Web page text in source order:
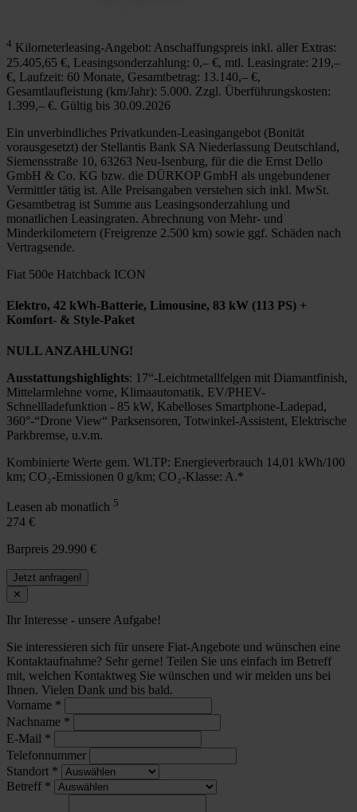
4 Kilometerleasing-Angebot: Anschaffungspreis inkl. aller Extras:
25.405,65 €, Leasingsonderzahlung: 0,– €, mtl. Leasingrate: 219,–
€, Laufzeit: 60 Monate, Gesamtbetrag: 13.140,– €,
Gesamtlaufleistung (km/Jahr): 5.000. Zzgl. Überführungskosten:
1.399,– €. Gültig bis 30.09.2026
Ein unverbindliches Privatkunden-Leasingangebot (Bonität
vorausgesetzt) der Stellantis Bank SA Niederlassung Deutschland,
Siemensstraße 10, 63263 Neu-Isenburg, für die die Ernst Dello
GmbH & Co. KG bzw. die DÜRKOP GmbH als ungebundener
Vermittler tätig ist. Alle Preisangaben verstehen sich inkl. MwSt.
Gesamtbetrag ist Summe aus Leasingsonderzahlung und
monatlichen Leasingraten. Abrechnung von Mehr- und
Minderkilometern (Freigrenze 2.500 km) sowie ggf. Schäden nach
Vertragsende.
Fiat 500e Hatchback ICON
Elektro, 42 kWh-Batterie, Limousine, 83 kW (113 PS) +
Komfort- & Style-Paket
NULL ANZAHLUNG!
Ausstattungshighlights: 17“-Leichtmetallfelgen mit Diamantfinish,
Mittelarmlehne vorne, Klimaautomatik, EV/PHEV-
Schnellladefunktion - 85 kW, Kabelloses Smartphone-Ladepad,
360°-“Drone View“ Parksensoren, Totwinkel-Assistent, Elektrische
Parkbremse, u.v.m.
Kombinierte Werte gem. WLTP: Energieverbrauch 14,01 kWh/100
km; CO₂-Emissionen 0 g/km; CO₂-Klasse: A.*
Leasen ab monatlich 5
274 €
Barpreis 29.990 €
Jetzt anfragen!
✕
Ihr Interesse - unsere Aufgabe!
Sie interessieren sich für unsere Fiat-Angebote und wünschen eine
Kontaktaufnahme? Sehr gerne! Teilen Sie uns einfach im Betreff
mit, welchen Kontaktweg Sie wünschen und wir melden uns bei
Ihnen. Vielen Dank und bis bald.
Vorname *
Nachname *
E-Mail *
Telefonnummer
Standort *
Betreff *